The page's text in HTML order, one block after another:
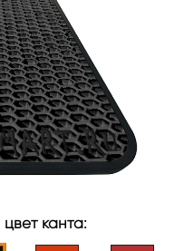
канта: